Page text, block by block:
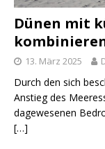
Dünen mit
13. März 2025
Durch den sich
Anstieg des
dagewesenen
[…]